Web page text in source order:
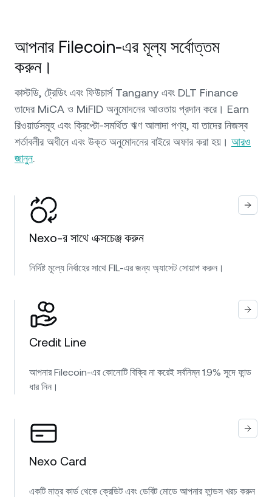
আপনার Filecoin-এর মূল্য সর্বোত্তম
করুন।
কাস্টডি, ট্রেডিং এবং ফিউচার্স Tangany এবং DLT Finance
তাদের MiCA ও MiFID অনুমোদনের আওতায় প্রদান করে। Earn
রিওয়ার্ডসমূহ এবং ক্রিপ্টো-সমর্থিত ঋণ আলাদা পণ্য, যা তাদের নিজস্ব
শর্তাবলীর অধীনে এবং উক্ত অনুমোদনের বাইরে অফার করা হয়। আরও
জানুন.
Nexo-র সাথে এক্সচেঞ্জ করুন
নির্দিষ্ট মূল্যে নির্বাহের সাথে FIL-এর জন্য অ্যাসেট সোয়াপ করুন।
Credit Line
আপনার Filecoin-এর কোনোটি বিক্রি না করেই সর্বনিম্ন 1.9% সুদে ফান্ড
ধার নিন।
Nexo Card
একটি মাত্র কার্ড থেকে ক্রেডিট এবং ডেবিট মোডে আপনার ফান্ডস খরচ করুন